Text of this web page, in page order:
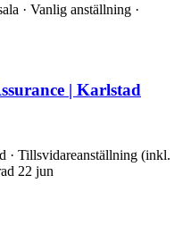
· Vanlig anställning ·
| Karlstad
· Tillsvidareanställning (inkl.
22 jun